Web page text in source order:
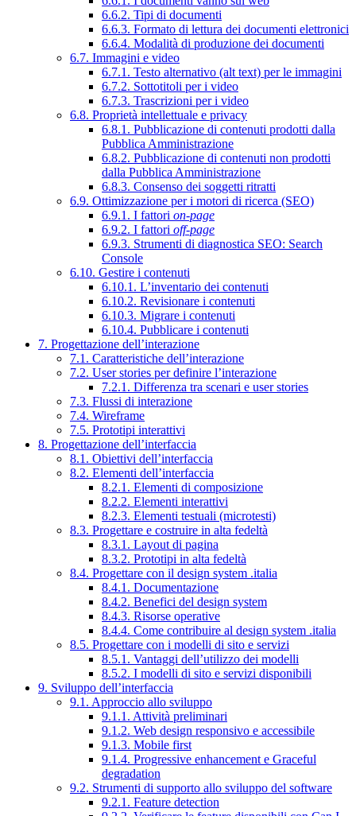
6.6.2. Tipi di documenti
6.6.3. Formato di lettura dei documenti elettronici
6.6.4. Modalità di produzione dei documenti
6.7. Immagini e video
6.7.1. Testo alternativo (alt text) per le immagini
6.7.2. Sottotitoli per i video
6.7.3. Trascrizioni per i video
6.8. Proprietà intellettuale e privacy
6.8.1. Pubblicazione di contenuti prodotti dalla
Pubblica Amministrazione
6.8.2. Pubblicazione di contenuti non prodotti
dalla Pubblica Amministrazione
6.8.3. Consenso dei soggetti ritratti
6.9. Ottimizzazione per i motori di ricerca (SEO)
6.9.1. I fattori on-page
6.9.2. I fattori off-page
6.9.3. Strumenti di diagnostica SEO: Search
Console
6.10. Gestire i contenuti
6.10.1. L’inventario dei contenuti
6.10.2. Revisionare i contenuti
6.10.3. Migrare i contenuti
6.10.4. Pubblicare i contenuti
7. Progettazione dell’interazione
7.1. Caratteristiche dell’interazione
7.2. User stories per definire l’interazione
7.2.1. Differenza tra scenari e user stories
7.3. Flussi di interazione
7.4. Wireframe
7.5. Prototipi interattivi
8. Progettazione dell’interfaccia
8.1. Obiettivi dell’interfaccia
8.2. Elementi dell’interfaccia
8.2.1. Elementi di composizione
8.2.2. Elementi interattivi
8.2.3. Elementi testuali (microtesti)
8.3. Progettare e costruire in alta fedeltà
8.3.1. Layout di pagina
8.3.2. Prototipi in alta fedeltà
8.4. Progettare con il design system .italia
8.4.1. Documentazione
8.4.2. Benefici del design system
8.4.3. Risorse operative
8.4.4. Come contribuire al design system .italia
8.5. Progettare con i modelli di sito e servizi
8.5.1. Vantaggi dell’utilizzo dei modelli
8.5.2. I modelli di sito e servizi disponibili
9. Sviluppo dell’interfaccia
9.1. Approccio allo sviluppo
9.1.1. Attività preliminari
9.1.2. Web design responsivo e accessibile
9.1.3. Mobile first
9.1.4. Progressive enhancement e Graceful
degradation
9.2. Strumenti di supporto allo sviluppo del software
9.2.1. Feature detection